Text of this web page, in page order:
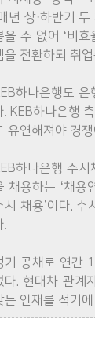
년 상·하반기
을 수 없어 ‘비
을 전환하되 취
하나은행도 은
. KEB하나은행
유연해져야 경
하나은행 수
채용하는 ‘채용
시 채용’이다.
.
기 공채로 연간
다. 현대차 관계
는 인재를 적기